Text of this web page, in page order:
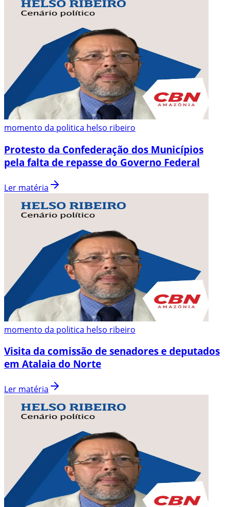
momento da politica helso ribeiro
Protesto da Confederação dos Municípios
pela falta de repasse do Governo Federal
Ler matéria
momento da politica helso ribeiro
Visita da comissão de senadores e deputados
em Atalaia do Norte
Ler matéria